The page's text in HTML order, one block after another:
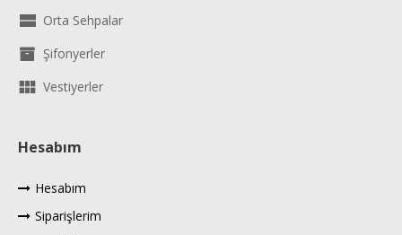
Orta Sehpalar
Şifonyerler
Vestiyerler
Hesabım
Hesabım
Siparişlerim